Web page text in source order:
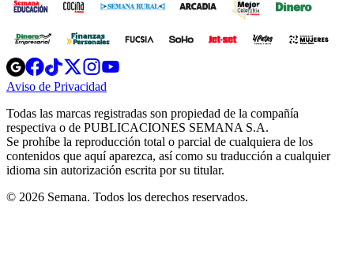
Opens
in
new
Opens
in
new
Opens
in
new
window
Opens
new
windowwindow
Aviso de Privacidad
new
window
Todas las marcas registradas son propiedad de la compañía
respectiva o de PUBLICACIONES SEMANA S.A.
Se prohíbe la reproducción total o parcial de cualquiera de los
contenidos que aquí aparezca, así como su traducción a cualquier
idioma sin autorización escrita por su titular.
© 2026 Semana. Todos los derechos reservados.